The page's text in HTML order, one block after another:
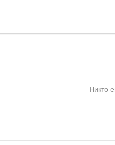
Никто